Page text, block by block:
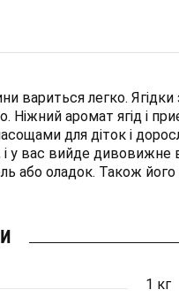
вариться легко.
Ніжний аромат ягід і
для діток і
і у вас вийде дивовижне
або оладок. Також
1 кг